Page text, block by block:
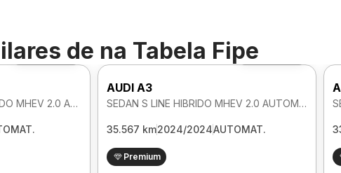
de na Tabela Fipe
Foto 360º
SPORTBACK S LINE HIBRIDO MHEV 2.0 AUTOMATICO
Foto 360º
AUDI A3
SEDAN S LINE HIBRIDO MHEV 2.0 AUTOMATICO
35.567 km2024/2024AUTOMAT.
Premium